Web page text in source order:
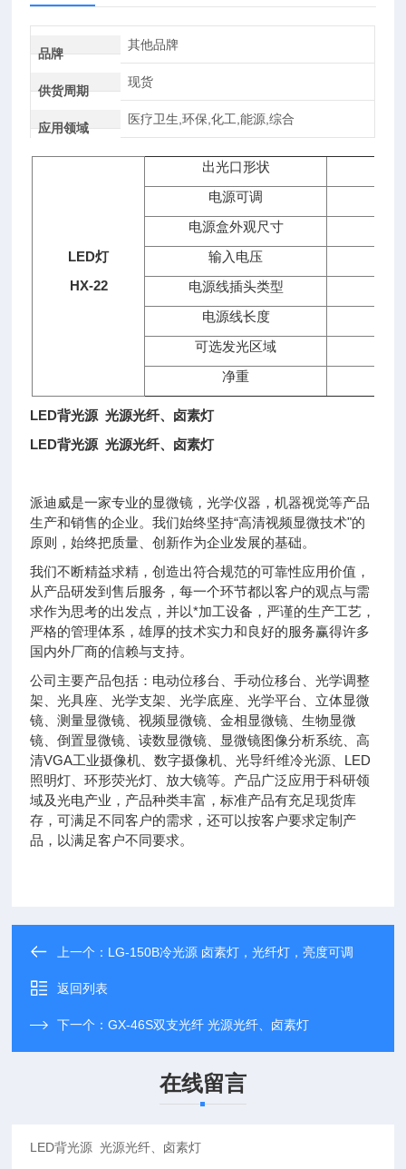
品牌
其他品牌
供货周期
现货
应用领域
医疗卫生,环保,化工,能源,综合
LED灯
HX-22
出光口形状
电源可调
电源盒外观尺寸
输入电压
电源线插头类型
电源线长度
可选发光区域
净重
LED背光源 光源光纤、卤素灯
LED背光源 光源光纤、卤素灯
派迪威是一家专业的显微镜，光学仪器，机器视觉等产品
生产和销售的企业。我们始终坚持“高清视频显微技术"的
原则，始终把质量、创新作为企业发展的基础。
我们不断精益求精，创造出符合规范的可靠性应用价值，
从产品研发到售后服务，每一个环节都以客户的观点与需
求作为思考的出发点，并以*加工设备，严谨的生产工艺，
严格的管理体系，雄厚的技术实力和良好的服务赢得许多
国内外厂商的信赖与支持。
公司主要产品包括：电动位移台、手动位移台、光学调整
架、光具座、光学支架、光学底座、光学平台、立体显微
镜、测量显微镜、视频显微镜、金相显微镜、生物显微
镜、倒置显微镜、读数显微镜、显微镜图像分析系统、高
清VGA工业摄像机、数字摄像机、光导纤维冷光源、LED
照明灯、环形荧光灯、放大镜等。产品广泛应用于科研领
域及光电产业，产品种类丰富，标准产品有充足现货库
存，可满足不同客户的需求，还可以按客户要求定制产
品，以满足客户不同要求。
上一个： LG-150B冷光源 卤素灯，光纤灯，亮度可调
返回列表
下一个：GX-46S双支光纤 光源光纤、卤素灯
在线留言